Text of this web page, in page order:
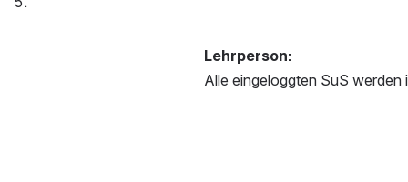
Lehrperson:
Alle eingeloggten SuS